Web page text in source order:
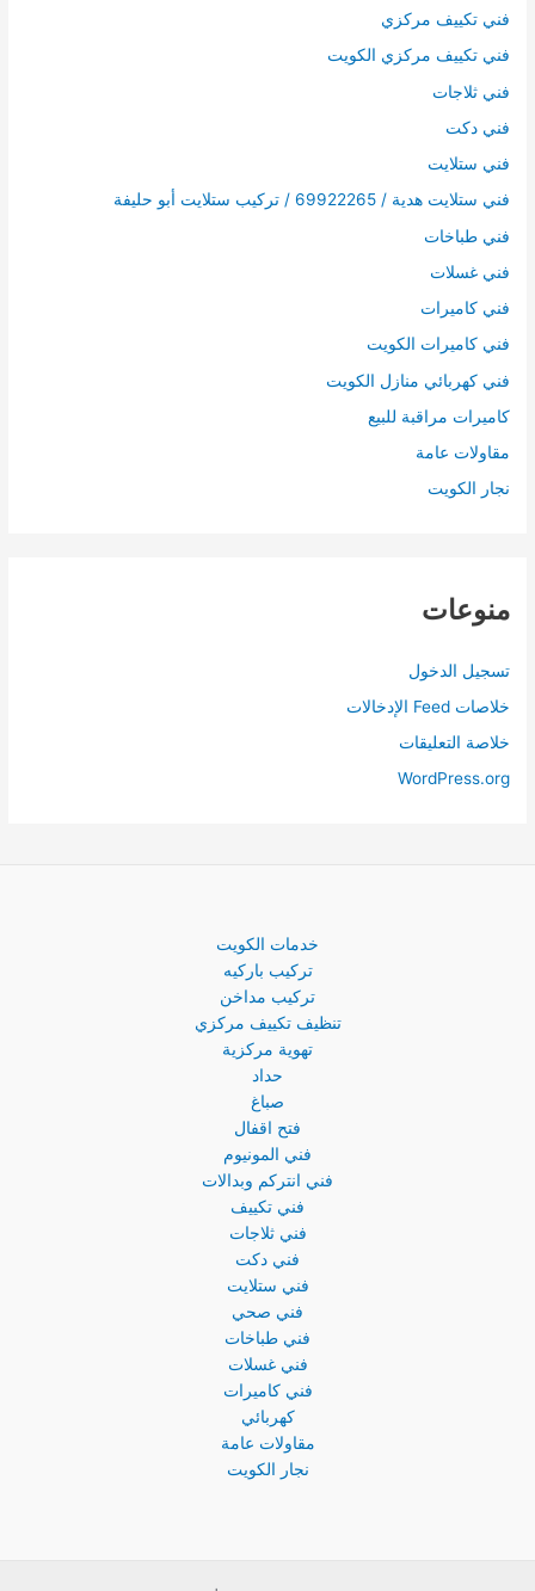
فني تكييف مركزي
فني تكييف مركزي الكويت
فني ثلاجات
فني دكت
فني ستلايت
فني ستلايت هدية / 69922265 / تركيب ستلايت أبو حليفة
فني طباخات
فني غسلات
فني كاميرات
فني كاميرات الكويت
فني كهربائي منازل الكويت
كاميرات مراقبة للبيع
مقاولات عامة
نجار الكويت
منوعات
تسجيل الدخول
خلاصات Feed الإدخالات
خلاصة التعليقات
WordPress.org
خدمات الكويت
تركيب باركيه
تركيب مداخن
تنظيف تكييف مركزي
تهوية مركزية
حداد
صباغ
فتح اقفال
فني المونيوم
فني انتركم وبدالات
فني تكييف
فني ثلاجات
فني دكت
فني ستلايت
فني صحي
فني طباخات
فني غسلات
فني كاميرات
كهربائي
مقاولات عامة
نجار الكويت